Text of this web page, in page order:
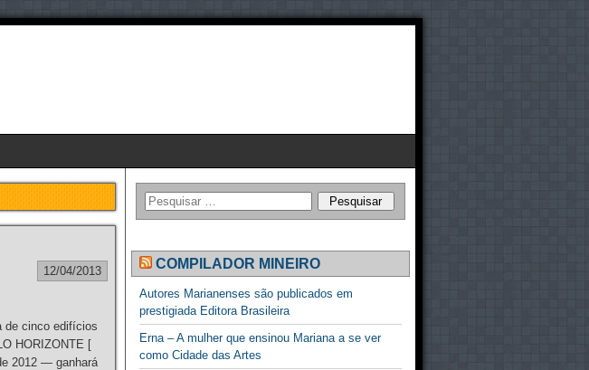
12/04/2013
de cinco edifícios
HORIZONTE [
2012 — ganhará
COMPILADOR MINEIRO
Autores Marianenses são publicados em
prestigiada Editora Brasileira
Erna – A mulher que ensinou Mariana a se ver
como Cidade das Artes